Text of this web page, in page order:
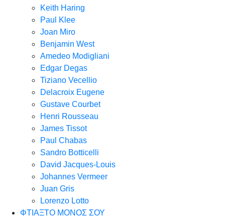
Keith Haring
Paul Klee
Joan Miro
Benjamin West
Amedeo Modigliani
Edgar Degas
Tiziano Vecellio
Delacroix Eugene
Gustave Courbet
Henri Rousseau
James Tissot
Paul Chabas
Sandro Botticelli
David Jacques-Louis
Johannes Vermeer
Juan Gris
Lorenzo Lotto
ΦΤΙΑΞΤΟ ΜΟΝΟΣ ΣΟΥ